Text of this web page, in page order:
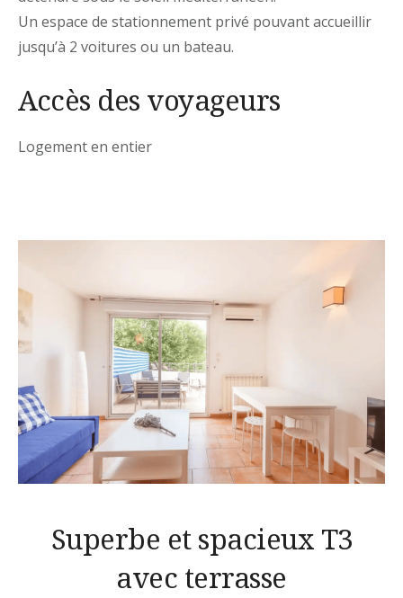
Un espace de stationnement privé pouvant accueillir
jusqu’à 2 voitures ou un bateau.
Accès des voyageurs
Logement en entier
Superbe et spacieux T3
avec terrasse